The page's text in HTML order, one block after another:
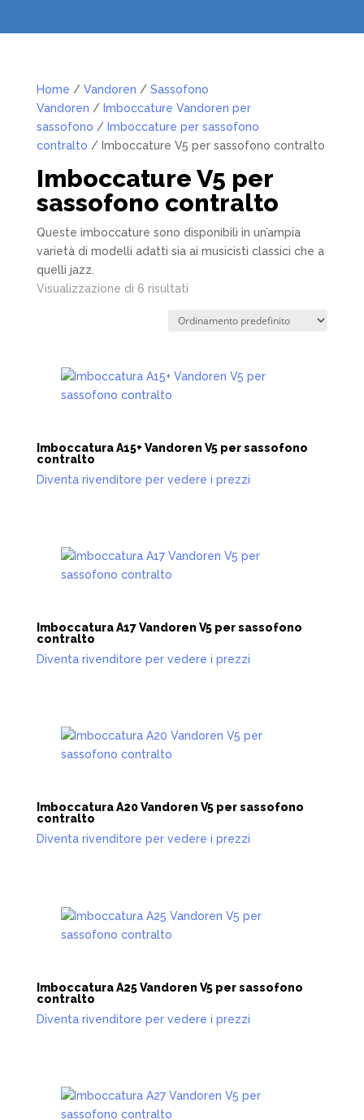
Home / Vandoren / Sassofono
Vandoren / Imboccature Vandoren per
sassofono / Imboccature per sassofono
contralto / Imboccature V5 per sassofono contralto
Imboccature V5 per
sassofono contralto
Queste imboccature sono disponibili in un’ampia
varietà di modelli adatti sia ai musicisti classici che a
quelli jazz.
Visualizzazione di 6 risultati
Imboccatura A15+ Vandoren V5 per sassofono
contralto
Diventa rivenditore per vedere i prezzi
Imboccatura A17 Vandoren V5 per sassofono
contralto
Diventa rivenditore per vedere i prezzi
Imboccatura A20 Vandoren V5 per sassofono
contralto
Diventa rivenditore per vedere i prezzi
Imboccatura A25 Vandoren V5 per sassofono
contralto
Diventa rivenditore per vedere i prezzi